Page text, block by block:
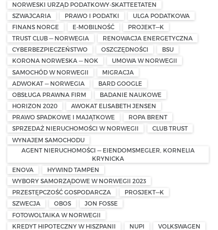
NORWESKI URZĄD PODATKOWY-SKATTEETATEN
SZWAJCARIA
PRAWO I PODATKI
ULGA PODATKOWA
FINANS NORGE
E-MOBILNOŚĆ
PROJEKT—K
TRUST CLUB — NORWEGIA
RENOWACJA ENERGETYCZNA
CYBERBEZPIECZEŃSTWO
OSZCZĘDNOŚCI
BSU
KORONA NORWESKA — NOK
UMOWA W NORWEGII
SAMOCHÓD W NORWEGII
MIGRACJA
ADWOKAT — NORWEGIA
BARD GOOGLE
OBSŁUGA PRAWNA FIRM
BADANIE NAUKOWE
HORIZON 2020
AWOKAT ELISABETH JENSEN
PRAWO SPADKOWE I MAJĄTKOWE
ROPA BRENT
SPRZEDAŻ NIERUCHOMOŚCI W NORWEGII
CLUB TRUST
WYNAJEM SAMOCHODU
AGENT NIERUCHOMOŚCI — EIENDOMSMEGLER, KORNELIA
KRYNICKA
ENOVA
HYWIND TAMPEN
WYBORY SAMORZĄDOWE W NORWEGII 2023
PRZESTĘPCZOŚĆ GOSPODARCZA
PROSJEKT—K
SZWECJA
OBOS
JON FOSSE
FOTOWOLTAIKA W NORWEGII
KREDYT HIPOTECZNY W HISZPANII
NUPI
VOLKSWAGEN